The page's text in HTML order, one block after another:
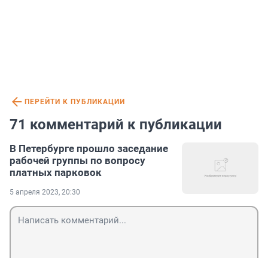
ПЕРЕЙТИ К ПУБЛИКАЦИИ
71 комментарий к публикации
В Петербурге прошло заседание
рабочей группы по вопросу
платных парковок
5 апреля 2023, 20:30